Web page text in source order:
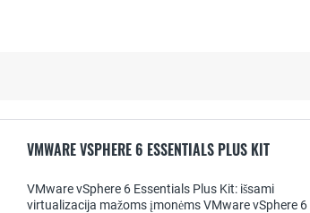
VMWARE VSPHERE 6 ESSENTIALS PLUS KIT
VMware vSphere 6 Essentials Plus Kit: išsami
virtualizacija mažoms įmonėms VMware vSphere 6